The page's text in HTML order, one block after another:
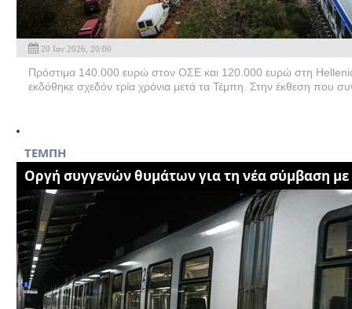
20 Ιαν 2026, 20:00
Πρόστιμα 140.000 ευρώ στον ΟΣΕ και 120.000 ευρώ στη
εκδόθηκε σχεδόν τρία χρόνια μετά τα Τέμπη. Στην έκθεση που
TEMΠΗ
Οργή συγγενών θυμάτων για τη νέα σύμβαση